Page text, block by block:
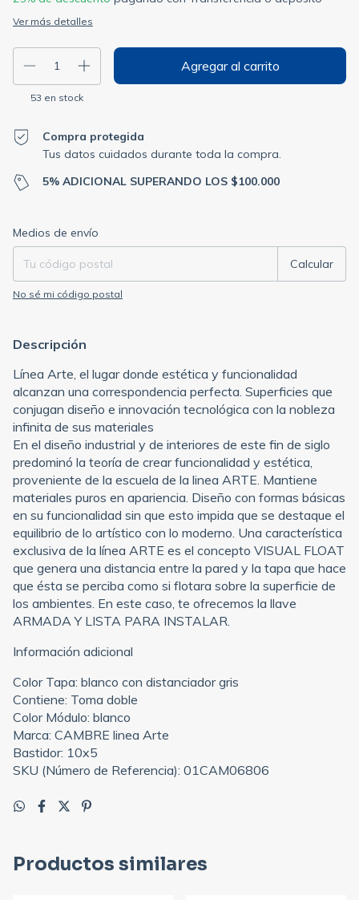
Ver más detalles
53 en stock
Compra protegida
Tus datos cuidados durante toda la compra.
5% ADICIONAL SUPERANDO LOS $100.000
Entregas para el CP:
Medios de envío
Calcular
No sé mi código postal
Descripción
Línea Arte, el lugar donde estética y funcionalidad
alcanzan una correspondencia perfecta. Superficies que
conjugan diseño e innovación tecnológica con la nobleza
infinita de sus materiales
En el diseño industrial y de interiores de este fin de siglo
predominó la teoría de crear funcionalidad y estética,
proveniente de la escuela de la linea ARTE. Mantiene
materiales puros en apariencia. Diseño con formas básicas
en su funcionalidad sin que esto impida que se destaque el
equilibrio de lo artístico con lo moderno. Una característica
exclusiva de la línea ARTE es el concepto VISUAL FLOAT
que genera una distancia entre la pared y la tapa que hace
que ésta se perciba como si flotara sobre la superficie de
los ambientes. En este caso, te ofrecemos la llave
ARMADA Y LISTA PARA INSTALAR.
Información adicional
Color Tapa: blanco con distanciador gris
Contiene: Toma doble
Color Módulo: blanco
Marca: CAMBRE linea Arte
Bastidor: 10x5
SKU (Número de Referencia): 01CAM06806
Productos similares